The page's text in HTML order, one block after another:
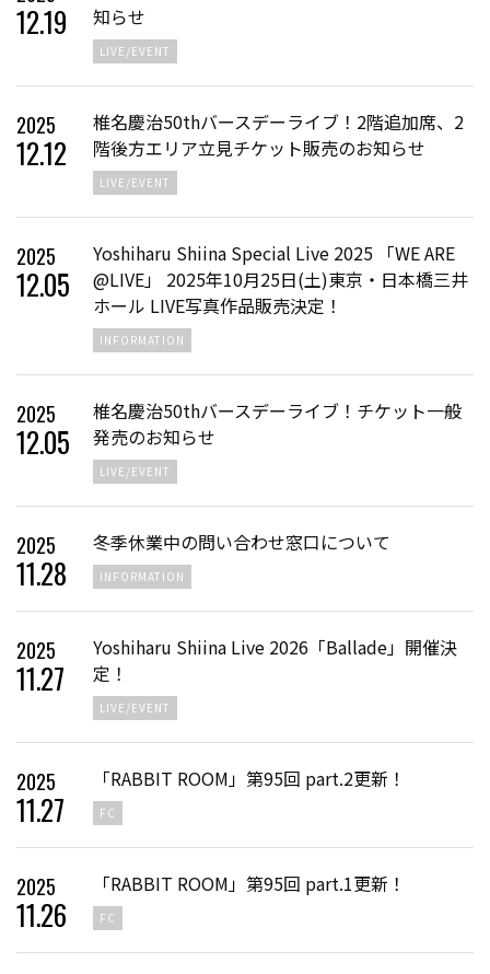
12.19
知らせ
LIVE/EVENT
2025
12.12
椎名慶治50thバースデーライブ！2階追加席、2
階後方エリア立見チケット販売のお知らせ
LIVE/EVENT
2025
12.05
Yoshiharu Shiina Special Live 2025 「WE ARE
@LIVE」 2025年10月25日(土)東京・日本橋三井
ホール LIVE写真作品販売決定！
INFORMATION
2025
12.05
椎名慶治50thバースデーライブ！チケット一般
発売のお知らせ
LIVE/EVENT
2025
11.28
冬季休業中の問い合わせ窓口について
INFORMATION
2025
11.27
Yoshiharu Shiina Live 2026「Ballade」開催決
定！
LIVE/EVENT
2025
11.27
「RABBIT ROOM」第95回 part.2更新！
FC
2025
11.26
「RABBIT ROOM」第95回 part.1更新！
FC